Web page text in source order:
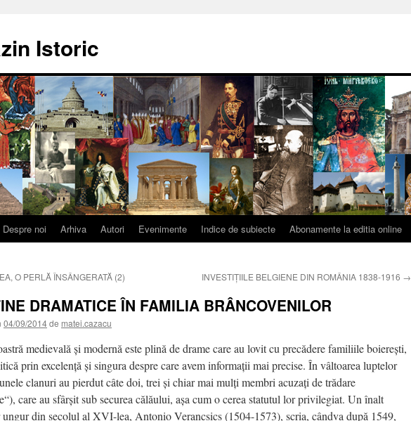
Istoric
Despre noi Arhiva Autori Evenimente Indice de subiecte Abonamente la editia online
O PERLĂ ÎNSÂNGERATĂ (2) INVESTIŢIILE BELGIENE DIN ROMÂNIA 1838-1916 →
DRAMATICE ÎN FAMILIA BRÂNCOVENILOR
04/09/2014de matei.cazacu
medievală şi modernă este plină de drame care au lovit cu precădere familiile boiereşti,
prin excelenţă şi singura despre care avem informaţii mai precise. În vâltoarea luptelor
clanuri au pierdut câte doi, trei şi chiar mai mulţi membri acuzaţi de trădare
care au sfârşit sub securea călăului, aşa cum o cerea statutul lor privilegiat. Un înalt
ungur din secolul al XVI-lea, Antonio Verancsics (1504-1573), scria, cândva după 1549,